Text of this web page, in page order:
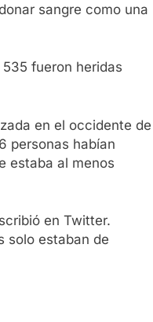
sangre como una
fueron heridas
en el occidente de
personas habían
estaba al menos
en Twitter.
solo estaban de